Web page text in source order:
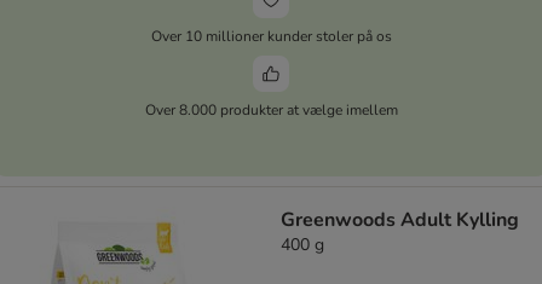
Over 10 millioner kunder stoler på os
Over 8.000 produkter at vælge imellem
Greenwoods Adult Kylling
400 g